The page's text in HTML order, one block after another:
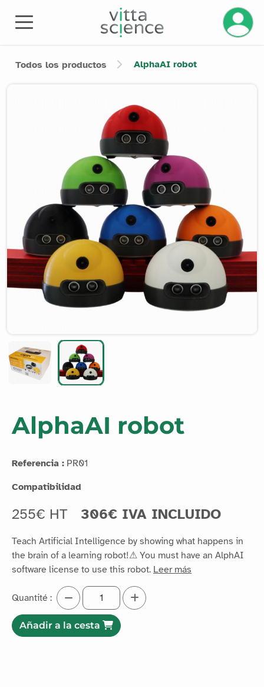
Todos los productos AlphaAI robot
AlphaAI robot
Referencia : PR01
Compatibilidad
255€ HT 306€ IVA INCLUIDO
Teach Artificial Intelligence by showing what happens in
the brain of a learning robot!⚠ You must have an AlphAI
software license to use this robot. Leer más
Quantité :
Añadir a la cesta